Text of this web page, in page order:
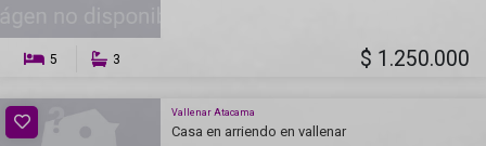
5 3 $ 1.250.000
Vallenar Atacama
Casa en arriendo en vallenar